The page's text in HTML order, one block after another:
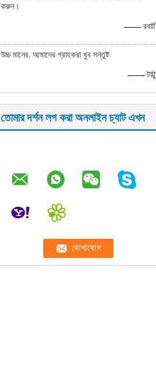
করুন।
—— রবার্ট
উচ্চ মানের, আমাদের গ্রাহকরা খুব সন্তুষ্ট
—— টাট্টু
তোমার দর্শন লগ করা অনলাইন চ্যাট এখন